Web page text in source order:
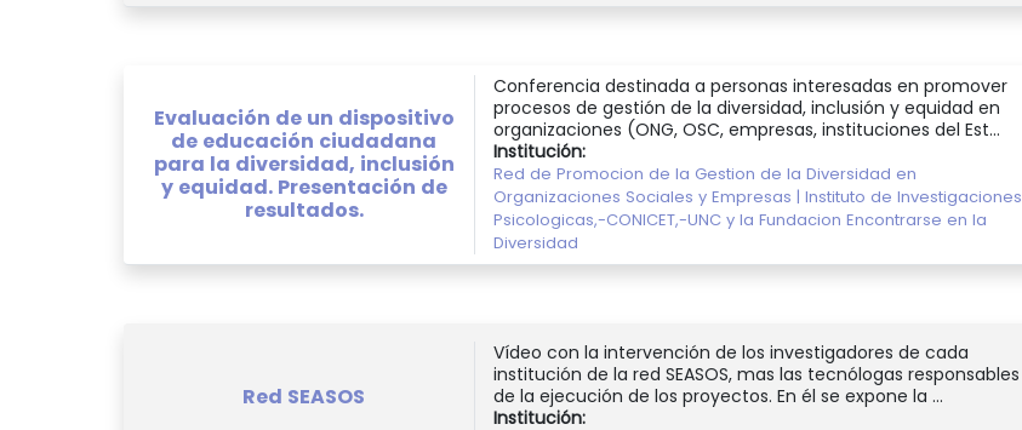
Evaluación de un dispositivo
de educación ciudadana
para la diversidad, inclusión
y equidad. Presentación de
resultados.
Conferencia destinada a personas interesadas en promover
procesos de gestión de la diversidad, inclusión y equidad en
organizaciones (ONG, OSC, empresas, instituciones del Est...
Institución:
Red de Promocion de la Gestion de la Diversidad en
Organizaciones Sociales y Empresas | Instituto de Investigaciones
Psicologicas,-CONICET,-UNC y la Fundacion Encontrarse en la
Diversidad
Red SEASOS
Vídeo con la intervención de los investigadores de cada
institución de la red SEASOS, mas las tecnólogas responsables
de la ejecución de los proyectos. En él se expone la ...
Institución: